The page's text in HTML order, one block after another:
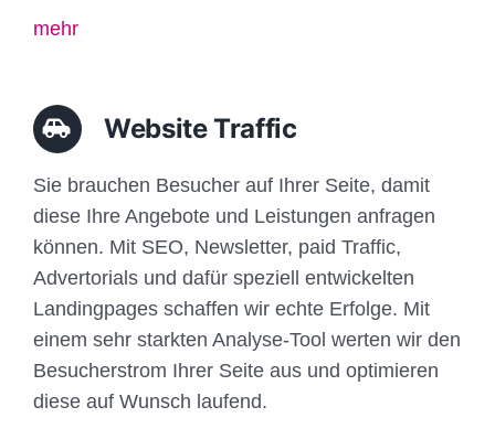
mehr
Website Traffic
Sie brauchen Besucher auf Ihrer Seite, damit
diese Ihre Angebote und Leistungen anfragen
können. Mit SEO, Newsletter, paid Traffic,
Advertorials und dafür speziell entwickelten
Landingpages schaffen wir echte Erfolge. Mit
einem sehr starkten Analyse-Tool werten wir den
Besucherstrom Ihrer Seite aus und optimieren
diese auf Wunsch laufend.